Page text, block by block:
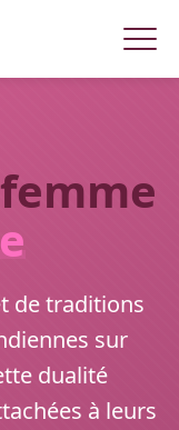
de traditions
sur
dualité
à leurs